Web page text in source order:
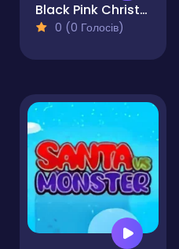
Black Pink Christmas Concert
0 (0 Голосів)